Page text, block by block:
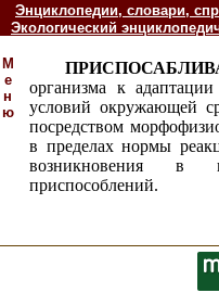
Энциклопедии, словари,
Экологический
М
е
н
ю
организма к
условий окружающей
посредством
в пределах нормы
возникновения в
приспособлений.